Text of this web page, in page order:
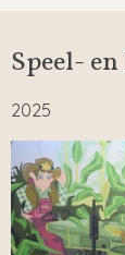
Speel-
2025